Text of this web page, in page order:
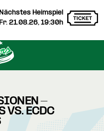
Heimspiel
21.08.26, 19:30h
-
VS. ECDC